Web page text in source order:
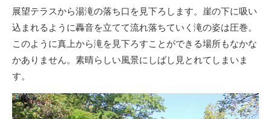
展望テラスから湯滝の落ち口を見下ろします。崖の下に吸い
込まれるように轟音を立てて流れ落ちていく滝の姿は圧巻。
このように真上から滝を見下ろすことができる場所もなかな
かありません。素晴らしい風景にしばし見とれてしまいま
す。